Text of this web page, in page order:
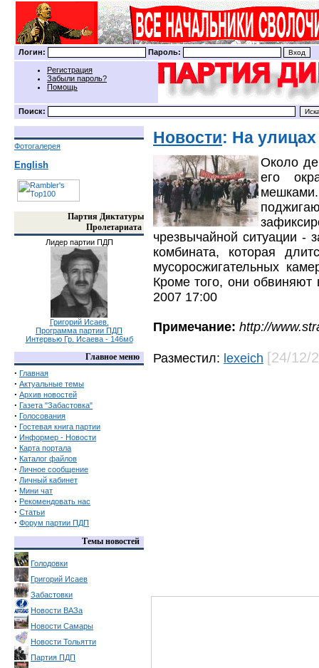
Логин: Пароль:
Регистрация
Забыли пароль?
Помощь
Поиск:
Фотогалерея
English
Партия Диктатуры
Пролетариата
Лидер партии ПДП
Григорий Исаев.
Программа партии ПДП
Интервью Гр. Исаева - 146мб
Главное меню
· Главная
· Актуальные темы
· Архив новостей
· Газета "Забастовка"
· Голосования
· Гостевая книга партии
· Информер - Новости
· Карта портала
· Каталог файлов
· Личное сообщение
· Личный кабинет
· Мини чат
· Рекомендовать нас
· Статьи
· Форум партии ПДП
Темы новостей
Голодовки
Григорий Исаев
Забастовки
Новости ВАЗа
Новости Самары
Новости Тольятти
Партия ПДП
Новости: На улицах
Около
его
чрезвычайной ситуации -
комбината, которая
мусоросжигательных
Кроме того, они
2007 17:00
Примечание: http://
Разместил: lexeich [24/12/